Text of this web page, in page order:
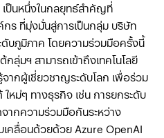
ป็นหนึ่งในกลยุทธ์สำคัญที่
ร ที่มุ่งมั่นสู่การเป็นกลุ่ม บริษัท
ดับภูมิภาค โดยความร่วมมือครั้งนี้
กลุ่มฯ สามารถเข้าถึงเทคโนโลยี
ากผู้เชี่ยวชาญระดับโลก เพื่อร่วม
ใหม่ๆ ทางธุรกิจ เช่น การยกระดับ
ากความร่วมมือกันระหว่าง
เคลื่อนด้วยด้วย Azure OpenAI